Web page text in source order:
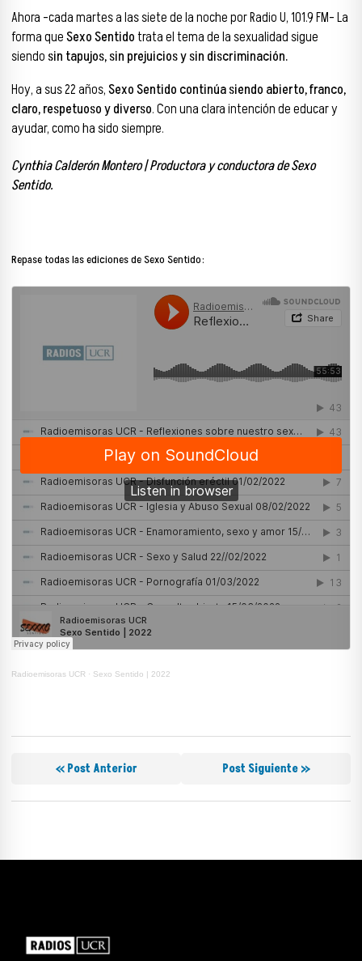
Ahora -cada martes a las siete de la noche por Radio U, 101.9 FM- La
forma queSexo Sentidotrata el tema de la sexualidad sigue
siendosin tapujos, sin prejuicios y sin discriminación.
Hoy, a sus 22 años,Sexo Sentido continúa siendo abierto, franco,
claro, respetuoso y diverso. Con una clara intención de educar y
ayudar, como ha sido siempre.
Cynthia Calderón Montero|Productora y conductora de Sexo
Sentido.
Repase todas las ediciones de Sexo Sentido:
Radioemisoras UCR · Sexo Sentido | 2022
« Post Anterior Post Siguiente »